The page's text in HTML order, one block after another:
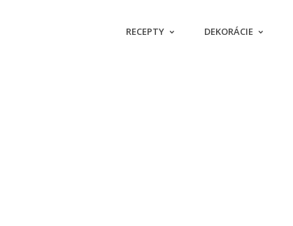
RECEPTY DEKORÁCIE